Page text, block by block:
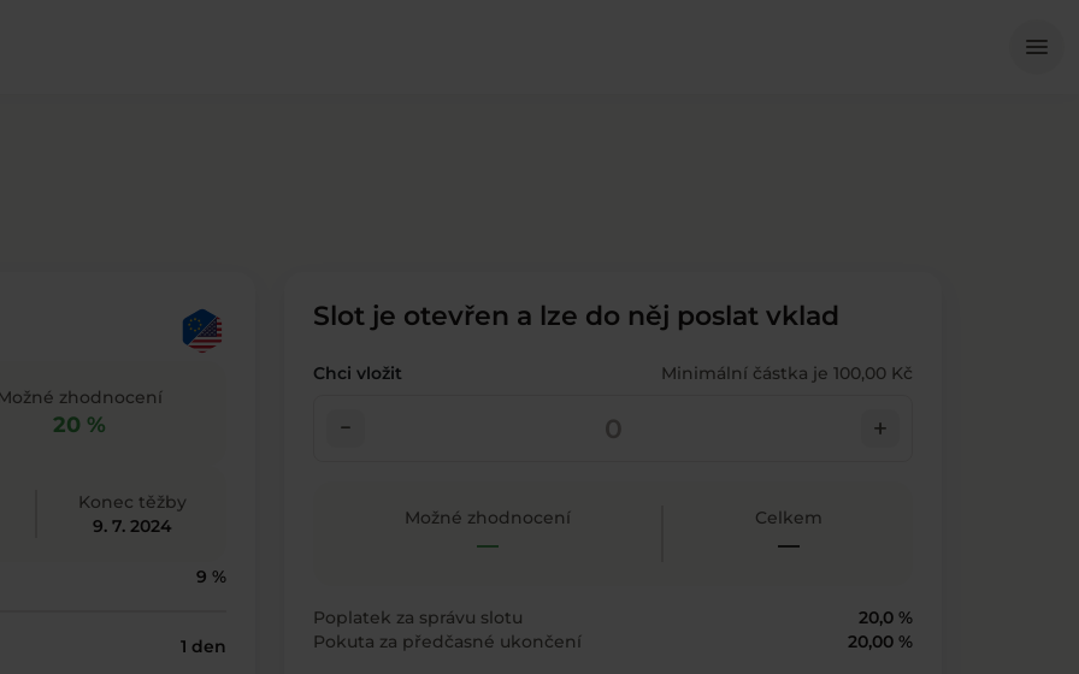
menu
Možné zhodnocení
20 %
Konec těžby
9. 7. 2024
9 %
1 den
Slot je otevřen a lze do něj poslat vklad
Chci vložit Minimální částka je 100,00 Kč
check_indeterminate_small add
Možné zhodnocení
—
Celkem
—
Poplatek za správu slotu
20,0 %
Pokuta za předčasné ukončení
20,00 %